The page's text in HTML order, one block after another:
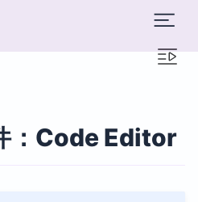
：Code Editor